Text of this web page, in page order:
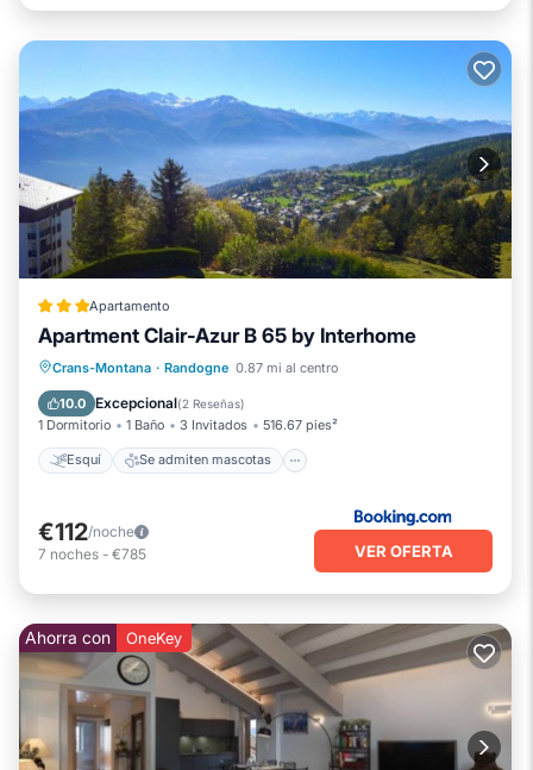
Apartamento
Apartment Clair-Azur B 65 by Interhome
Crans-Montana · Randogne 0.87 mi al centro
10.0 Excepcional(2 Reseñas)
1 Dormitorio 1 Baño 3 Invitados 516.67 pies²
Esquí Se admiten mascotas
Esquí
Se admiten mascotas
Aparcamiento
€112/noche
7 noches - €785 VER OFERTA
Ahorra con OneKey